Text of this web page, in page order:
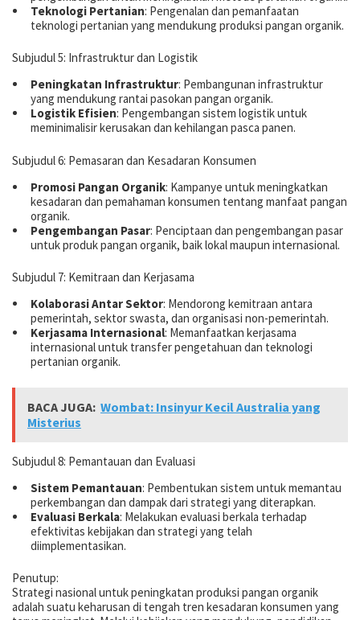
Teknologi Pertanian: Pengenalan dan pemanfaatan
teknologi pertanian yang mendukung produksi pangan organik.
Subjudul 5: Infrastruktur dan Logistik
Peningkatan Infrastruktur: Pembangunan infrastruktur
yang mendukung rantai pasokan pangan organik.
Logistik Efisien: Pengembangan sistem logistik untuk
meminimalisir kerusakan dan kehilangan pasca panen.
Subjudul 6: Pemasaran dan Kesadaran Konsumen
Promosi Pangan Organik: Kampanye untuk meningkatkan
kesadaran dan pemahaman konsumen tentang manfaat pangan
organik.
Pengembangan Pasar: Penciptaan dan pengembangan pasar
untuk produk pangan organik, baik lokal maupun internasional.
Subjudul 7: Kemitraan dan Kerjasama
Kolaborasi Antar Sektor: Mendorong kemitraan antara
pemerintah, sektor swasta, dan organisasi non-pemerintah.
Kerjasama Internasional: Memanfaatkan kerjasama
internasional untuk transfer pengetahuan dan teknologi
pertanian organik.
BACA JUGA: Wombat: Insinyur Kecil Australia yang
Misterius
Subjudul 8: Pemantauan dan Evaluasi
Sistem Pemantauan: Pembentukan sistem untuk memantau
perkembangan dan dampak dari strategi yang diterapkan.
Evaluasi Berkala: Melakukan evaluasi berkala terhadap
efektivitas kebijakan dan strategi yang telah
diimplementasikan.
Penutup:
Strategi nasional untuk peningkatan produksi pangan organik
adalah suatu keharusan di tengah tren kesadaran konsumen yang